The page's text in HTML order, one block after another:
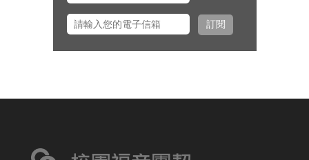
友並舉辦校園之友會，願主看顧出
訂閱